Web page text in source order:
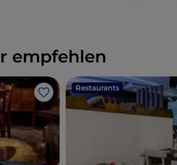
empfehlen
Like
Restaurants